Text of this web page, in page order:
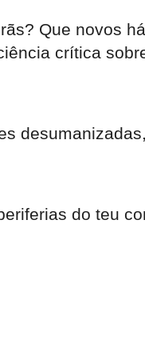
Que novos
crítica
do teu